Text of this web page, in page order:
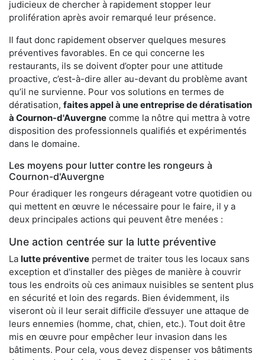
judicieux de chercher à rapidement stopper leur
prolifération après avoir remarqué leur présence.
Il faut donc rapidement observer quelques mesures
préventives favorables. En ce qui concerne les
restaurants, ils se doivent d’opter pour une attitude
proactive, c’est-à-dire aller au-devant du problème avant
qu’il ne survienne. Pour vos solutions en termes de
dératisation, faites appel à une entreprise de dératisation
à Cournon-d'Auvergne comme la nôtre qui mettra à votre
disposition des professionnels qualifiés et expérimentés
dans le domaine.
Les moyens pour lutter contre les rongeurs à
Cournon-d'Auvergne
Pour éradiquer les rongeurs dérageant votre quotidien ou
qui mettent en œuvre le nécessaire pour le faire, il y a
deux principales actions qui peuvent être menées :
Une action centrée sur la lutte préventive
La lutte préventive permet de traiter tous les locaux sans
exception et d'installer des pièges de manière à couvrir
tous les endroits où ces animaux nuisibles se sentent plus
en sécurité et loin des regards. Bien évidemment, ils
viseront où il leur serait difficile d’essuyer une attaque de
leurs ennemies (homme, chat, chien, etc.). Tout doit être
mis en œuvre pour empêcher leur invasion dans les
bâtiments. Pour cela, vous devez dispenser vos bâtiments